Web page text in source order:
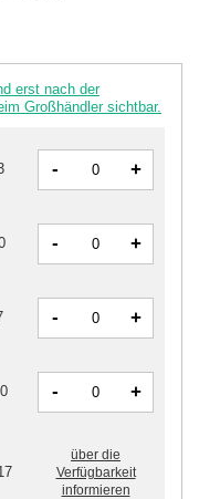
erst nach der
Großhändler sichtbar.
- +
- +
- +
- +
über die
Verfügbarkeit
informieren